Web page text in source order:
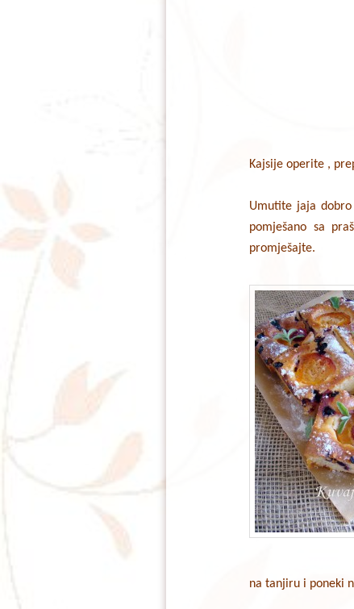
Kajsije operite ,
Umutite jaja
pomješano sa
promješajte.
na tanjiru i poneki